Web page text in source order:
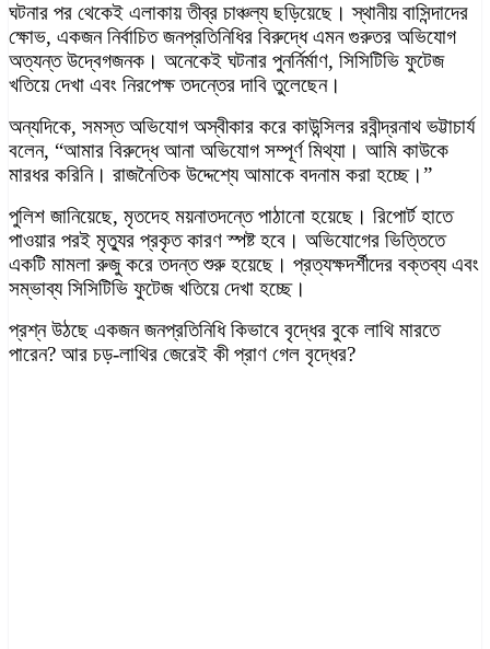
ঘটনার পর থেকেই এলাকায় তীব্র চাঞ্চল্য ছড়িয়েছে। স্থানীয় বাসিন্দাদের
ক্ষোভ, একজন নির্বাচিত জনপ্রতিনিধির বিরুদ্ধে এমন গুরুতর অভিযোগ
অত্যন্ত উদ্বেগজনক। অনেকেই ঘটনার পুনর্নির্মাণ, সিসিটিভি ফুটেজ
খতিয়ে দেখা এবং নিরপেক্ষ তদন্তের দাবি তুলেছেন।
অন্যদিকে, সমস্ত অভিযোগ অস্বীকার করে কাউন্সিলর রবীন্দ্রনাথ ভট্টাচার্য
বলেন, “আমার বিরুদ্ধে আনা অভিযোগ সম্পূর্ণ মিথ্যা। আমি কাউকে
মারধর করিনি। রাজনৈতিক উদ্দেশ্যে আমাকে বদনাম করা হচ্ছে।”
পুলিশ জানিয়েছে, মৃতদেহ ময়নাতদন্তে পাঠানো হয়েছে। রিপোর্ট হাতে
পাওয়ার পরই মৃত্যুর প্রকৃত কারণ স্পষ্ট হবে। অভিযোগের ভিত্তিতে
একটি মামলা রুজু করে তদন্ত শুরু হয়েছে। প্রত্যক্ষদর্শীদের বক্তব্য এবং
সম্ভাব্য সিসিটিভি ফুটেজ খতিয়ে দেখা হচ্ছে।
প্রশ্ন উঠছে একজন জনপ্রতিনিধি কিভাবে বৃদ্ধের বুকে লাথি মারতে
পারেন? আর চড়-লাথির জেরেই কী প্রাণ গেল বৃদ্ধের?